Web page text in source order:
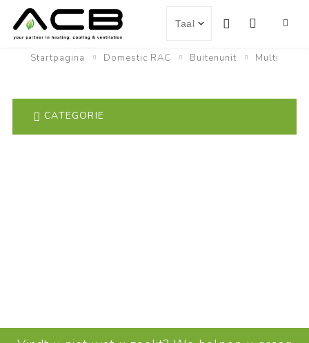
Startpagina Domestic RAC Buitenunit Multi
CATEGORIE